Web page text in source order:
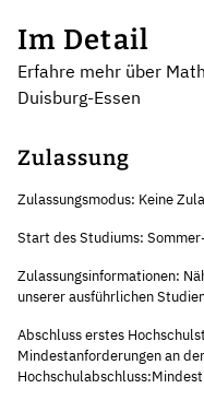
Im Detail
Erfahre mehr über
Duisburg-Essen
Zulassung
Zulassungsmodus: Keine
Start des Studiums:
Zulassungsinformationen:
unserer ausführlichen
Abschluss erstes
Mindestanforderungen an